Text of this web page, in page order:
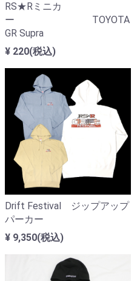
RS★Rミニカ
ー TOYOTA
GR Supra
¥ 220(税込)
Drift Festival ジップアップ
パーカー
¥ 9,350(税込)